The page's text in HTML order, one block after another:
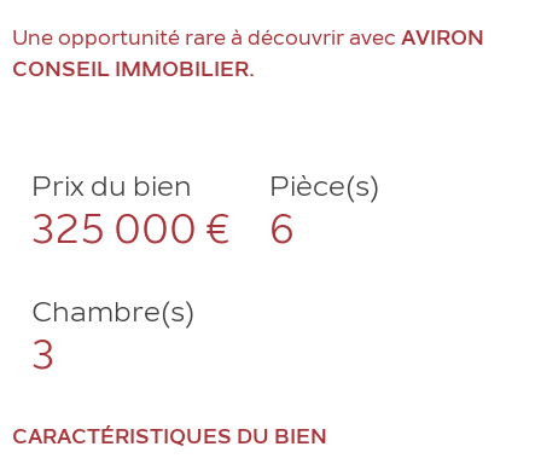
Une opportunité rare à découvrir avec AVIRON
CONSEIL IMMOBILIER.
Prix du bien
325 000 €
Pièce(s)
6
Chambre(s)
3
CARACTÉRISTIQUES DU BIEN